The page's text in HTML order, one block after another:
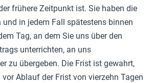
frühere Zeitpunkt ist. Sie haben die
und in jedem Fall spätestens binnen
Tag, an dem Sie uns über den
unterrichten, an uns
zu übergeben. Die Frist ist gewahrt,
vor Ablauf der Frist von vierzehn Tagen